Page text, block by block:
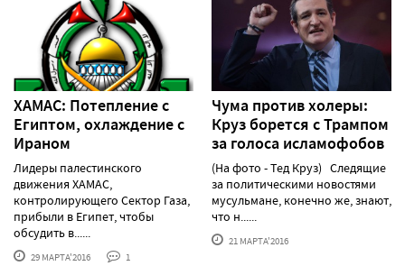
ХАМАС: Потепление с
Египтом, охлаждение с
Ираном
Лидеры палестинского
движения ХАМАС,
контролирующего Сектор Газа,
прибыли в Египет, чтобы
обсудить в......
29 МАРТА'2016 1
Чума против холеры:
Круз борется с Трампом
за голоса исламофобов
(На фото - Тед Круз) Следящие
за политическими новостями
мусульмане, конечно же, знают,
что н......
21 МАРТА'2016